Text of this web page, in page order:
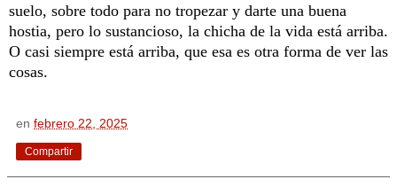
suelo, sobre todo para no tropezar y darte una buena
hostia, pero lo sustancioso, la chicha de la vida está arriba.
O casi siempre está arriba, que esa es otra forma de ver las
cosas.
en febrero 22, 2025
Compartir